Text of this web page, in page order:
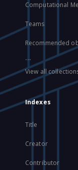
Computational
Teams
Recommended
...
View all
Indexes
Title
Creator
Contributor